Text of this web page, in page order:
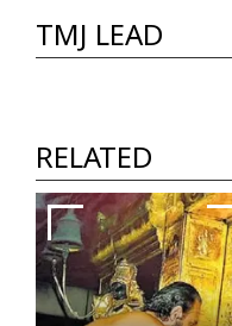
TMJ LEAD
RELATED